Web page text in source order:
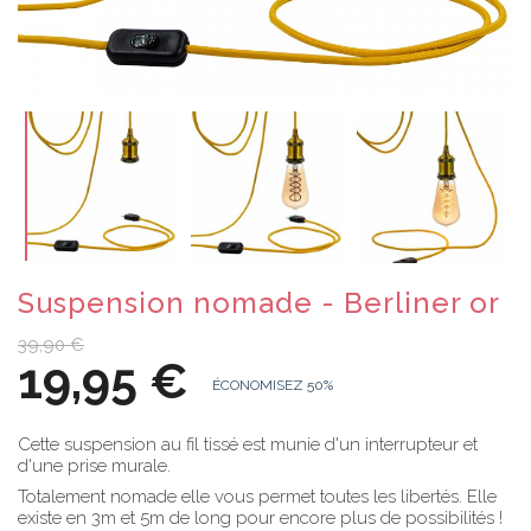
Suspension nomade - Berliner or
39,90 €
19,95 € ÉCONOMISEZ 50%
Cette suspension au fil tissé est munie d'un interrupteur et
d'une prise murale.
Totalement nomade elle vous permet toutes les libertés. Elle
existe en 3m et 5m de long pour encore plus de possibilités !